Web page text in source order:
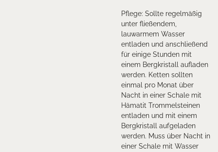
Pflege: Sollte regelmäßig
unter fließendem,
lauwarmem Wasser
entladen und anschließend
für einige Stunden mit
einem Bergkristall aufladen
werden. Ketten sollten
einmal pro Monat über
Nacht in einer Schale mit
Hämatit Trommelsteinen
entladen und mit einem
Bergkristall aufgeladen
werden. Muss über Nacht in
einer Schale mit Wasser